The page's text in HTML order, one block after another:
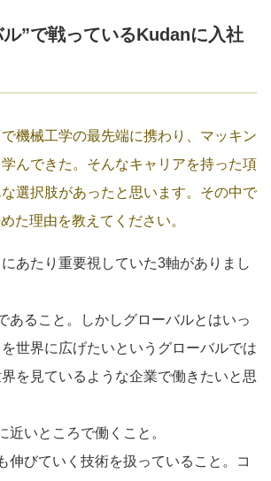
”で戦っているKudanに入社
で機械工学の最先端に携わり、マッキン
んできた。そんなキャリアを持った項
選択肢があったと思います。その中で
た理由を教えてください。
あたり重要視していた3軸がありまし
あること。しかしグローバルとはいっ
世界に広げたいというグローバルでは
を見ているような企業で働きたいと思
近いところで働くこと。
伸びていく技術を扱っていること。コ